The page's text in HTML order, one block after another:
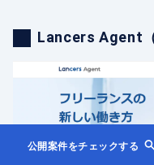
Lancers Agent
公開案件をチェックする